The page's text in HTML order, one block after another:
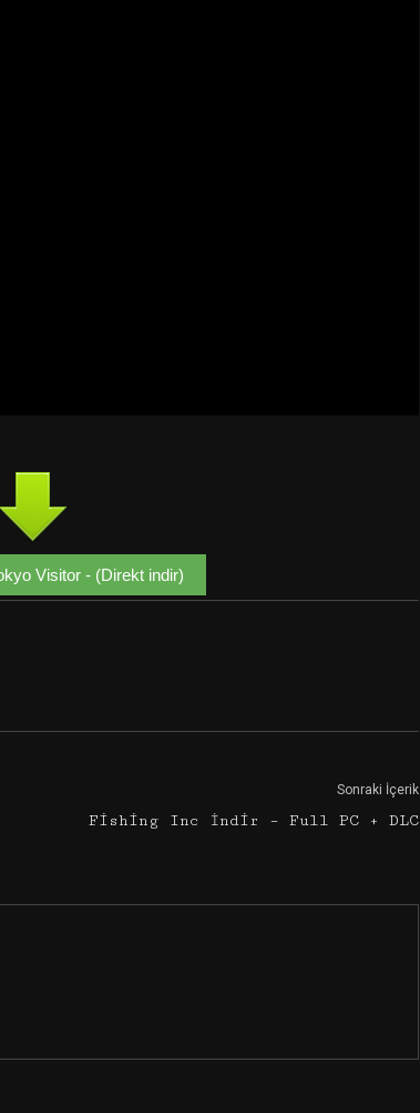
Visitor - (Direkt indir)
Sonraki İçerik
Fishing Inc İndir – Full PC + DLC